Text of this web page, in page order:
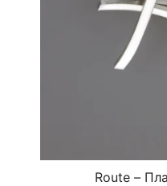
Route –